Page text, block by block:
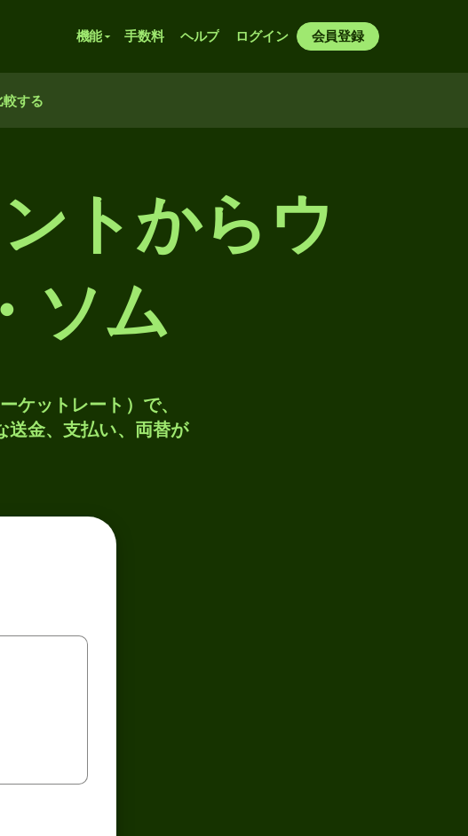
機能 手数料 ヘルプ ログイン 会員登録
する
トからウ
ソム
ケットレート）で、
送金、支払い、両替が